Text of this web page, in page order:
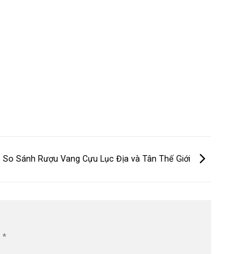
So Sánh Rượu Vang Cựu Lục Địa và Tân Thế Giới
*